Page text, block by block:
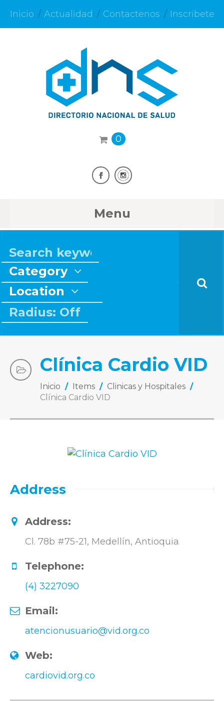
Inicio Actualidad Contactenos Inscribete
0
Menu
Category
Location
Radius: Off
Clínica Cardio VID
Inicio / Items / Clinicas y Hospitales /
Clínica Cardio VID
Address
Address:
Cl. 78b #75-21, Medellín, Antioquia
Telephone:
(4) 3227090
Email:
atencionusuario@vid.org.co
Web:
cardiovid.org.co